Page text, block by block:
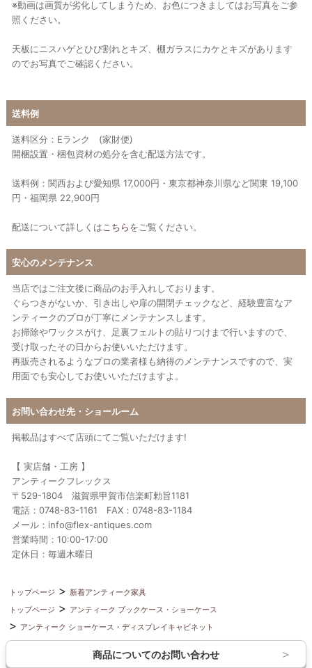
※動画は画質が劣化してしまうため、お色につきましてはお写真をご参
照ください。
天板にニスハゲとひび割れとキズ、棚ガラスにカケとキズがあります
のでお写真でご確認ください。
送料例
送料区分：Eランク (家財便)
開梱設置・梱包資材の処分を含む配送方法です。
送料例：関西および愛知県 17,000円・東京都神奈川県など関東 19,100
円・福岡県 22,900円
配送について詳しくは こちらをご覧ください。
安心のメンテナンス
当店ではご注文後に商品のお手入れしております。
ぐらつきがないか、引き出しや扉の開閉チェックなど、経験豊富なア
ンティークのプロが丁寧にメンテナンスします。
お掃除やワックスがけ、足裏フェルトの貼りつけまで行いますので、
受け取ったその日からお使いいただけます。
再販売されるようなプロの業者様も納得のメンテナンスですので、実
用面でも安心してお使いいただけますよ。
お問い合わせ先・ショールーム
掲載品はすべて店頭にてご覧いただけます!
【 実店舗・工房 】
アンティークフレックス
〒529-1804 滋賀県甲賀市信楽町勅旨1181
電話：0748-83-1161 FAX：0748-83-1184
メール：info@flex-antiques.com
営業時間：10:00-17:00
定休日：毎週木曜日
トップページ
新着アンティーク家具
トップページ
アンティーク ブックケース・ショーケース
アンティーク ショーケース・ディスプレイキャビネット
商品についてのお問い合わせ